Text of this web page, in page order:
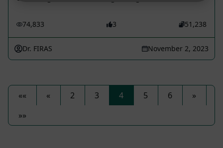
74,833 3 51,238
Dr. FIRAS November 2, 2023
«« « 2 3 4 5 6
»
»»